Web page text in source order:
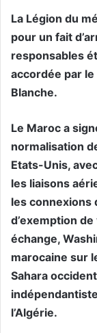
La Légion du
pour un fait
responsables
accordée par
Blanche.
Le Maroc a
normalisation
Etats-Unis,
les liaisons
les connexions
d’exemption
échange,
marocaine sur
Sahara
l’Algérie.